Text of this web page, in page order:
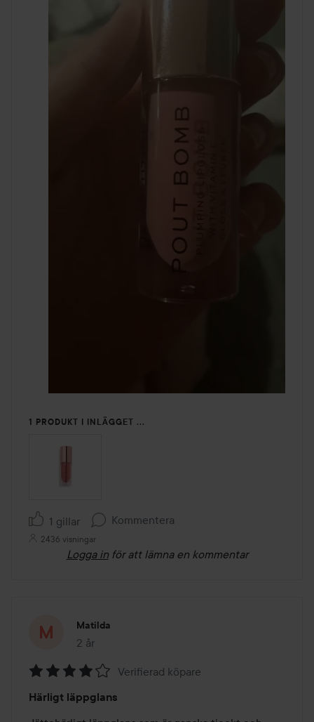
1 PRODUKT I INLÄGGET ...
1 gillar Kommentera
2436 visningar
Logga in för att lämna en kommentar
Matilda
2 år
Inlägget skapades 2 år
4
Verifierad köpare
Härligt läppglans